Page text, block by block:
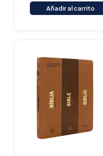
Añadir al carrito
was: